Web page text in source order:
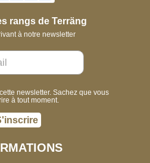
rangs de Terräng
à notre newsletter
newsletter. Sachez que vous
à tout moment.